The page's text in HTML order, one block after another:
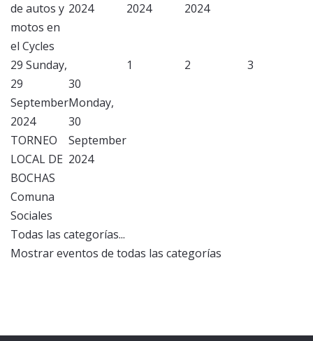
de autos y
motos en
el Cycles
2024
2024
2024
29 Sunday,
29
September
2024
TORNEO
LOCAL DE
BOCHAS
30
Monday,
30
September
2024
1 2 3
Comuna
Sociales
Todas las categorías...
Mostrar eventos de todas las categorías